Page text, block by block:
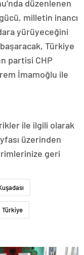
düzenlenen
milletin inancı
yürüyeceğini
Türkiye
partisi CHP
İmamoğlu ile
ile ilgili olarak
üzerinden
geri
Türkiye